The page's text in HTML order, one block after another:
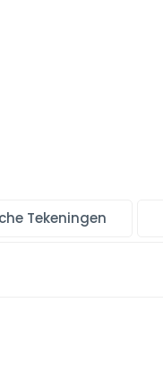
Tekeningen